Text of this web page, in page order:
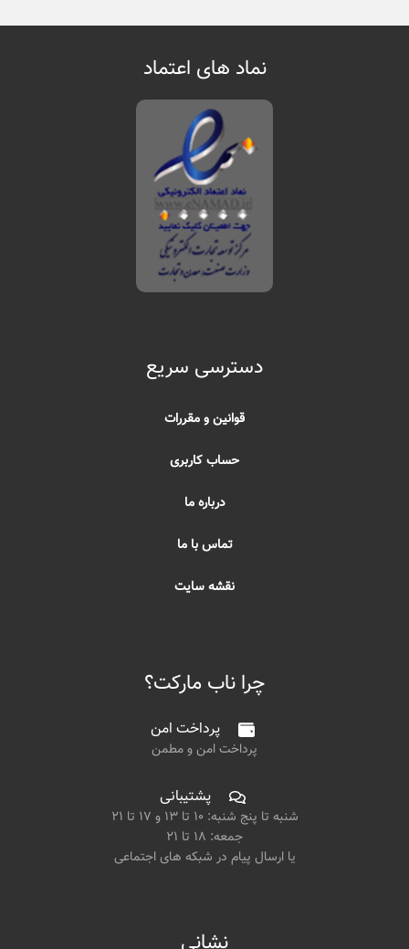
نماد های اعتماد
دسترسی سریع
قوانین و مقررات
حساب کاربری
درباره ما
تماس با ما
نقشه سایت
چرا ناب مارکت؟
پرداخت امن
پرداخت امن و مطمن
پشتیبانی
شنبه تا پنج شنبه: ۱۰ تا ۱۳ و ۱۷ تا ۲۱
جمعه: ۱۸ تا ۲۱
یا ارسال پیام در شبکه های اجتماعی